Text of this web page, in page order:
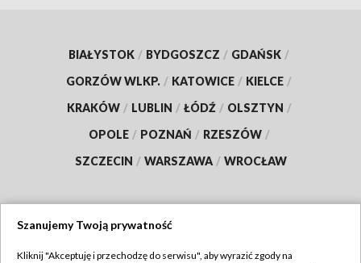
BIAŁYSTOK / BYDGOSZCZ / GDAŃSK /
GORZÓW WLKP. / KATOWICE / KIELCE /
KRAKÓW / LUBLIN / ŁÓDŹ / OLSZTYN /
OPOLE / POZNAŃ / RZESZÓW /
SZCZECIN / WARSZAWA / WROCŁAW
Szanujemy Twoją prywatność
Kliknij "Akceptuję i przechodzę do serwisu", aby wyrazić zgody na